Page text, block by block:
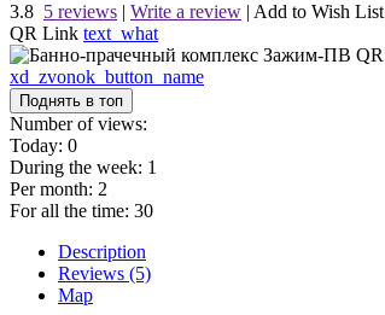
3.8 5 reviews | Write a review | Add to Wish List
QR Link text_what
xd_zvonok_button_name
Поднять в топ
Number of views:
Today: 0
During the week: 1
Per month: 2
For all the time: 30
Description
Reviews (5)
Map